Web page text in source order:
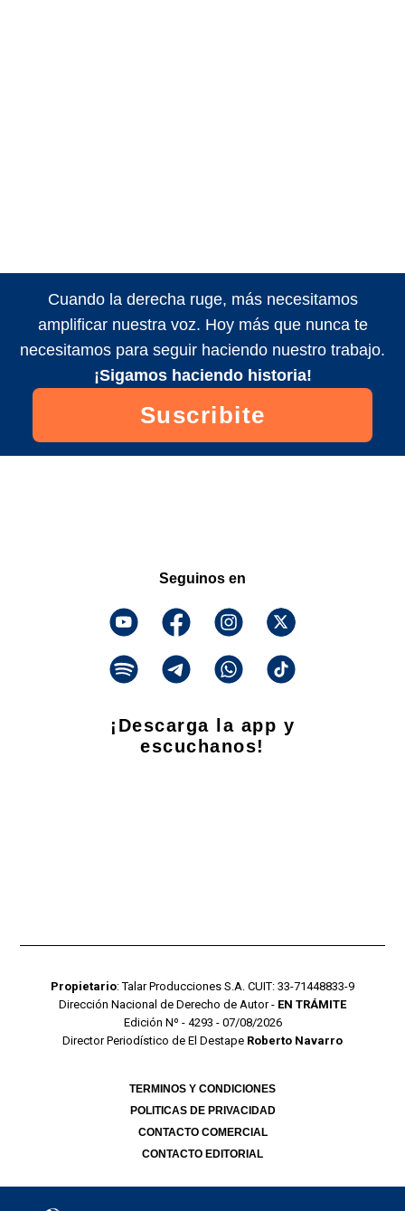
Cuando la derecha ruge, más necesitamos
amplificar nuestra voz. Hoy más que nunca te
necesitamos para seguir haciendo nuestro trabajo.
¡Sigamos haciendo historia!
Suscribite
Seguinos en
¡Descarga la app y
escuchanos!
Propietario: Talar Producciones S.A. CUIT: 33-71448833-9
Dirección Nacional de Derecho de Autor - EN TRÁMITE
Edición Nº - 4293 - 07/08/2026
Director Periodístico de El Destape Roberto Navarro
TERMINOS Y CONDICIONES
POLITICAS DE PRIVACIDAD
CONTACTO COMERCIAL
CONTACTO EDITORIAL